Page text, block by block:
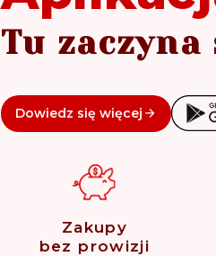
Tu
Dowiedz się więcej
Zakupy
bez prowizji